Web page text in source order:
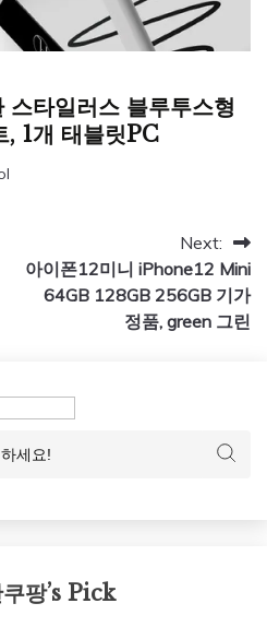
스타일러스 블루투스형
, 1개 태블릿PC
Next:
아이폰12미니 iPhone12 Mini
64GB 128GB 256GB 기가
정품, green 그린
팡’s Pick